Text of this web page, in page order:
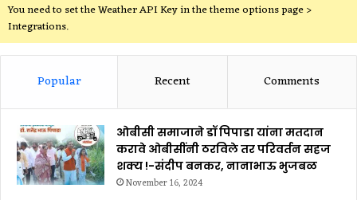
You need to set the Weather API Key in the theme options page >
Integrations.
Popular Recent Comments
ओबीसी समाजाने डॉ पिपाडा यांना मतदान
करावे ओबीसींनी ठरविले तर परिवर्तन सहज
शक्य !-संदीप बनकर, नानाभाऊ भुजबळ
November 16, 2024